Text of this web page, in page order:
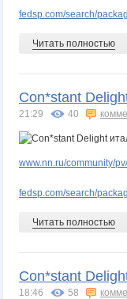
fedsp.com/search/
Читать полностью
Con*stant
21:29 40
www.nn.ru/community/
fedsp.com/search/
Читать полностью
Con*stant
18:46 58